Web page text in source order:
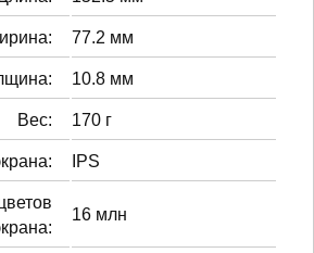
77.2 мм
10.8 мм
Вес: 170 г
IPS
16 млн